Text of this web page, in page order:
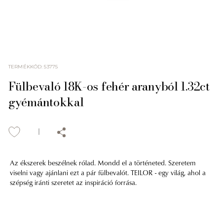
TERMÉKKÓD:53775
Fülbevaló 18K-os fehér aranyból 1.32ct
gyémántokkal
Az ékszerek beszélnek rólad. Mondd el a történeted. Szeretem
viselni vagy ajánlani ezt a pár fülbevalót. TEILOR - egy világ, ahol a
szépség iránti szeretet az inspiráció forrása.